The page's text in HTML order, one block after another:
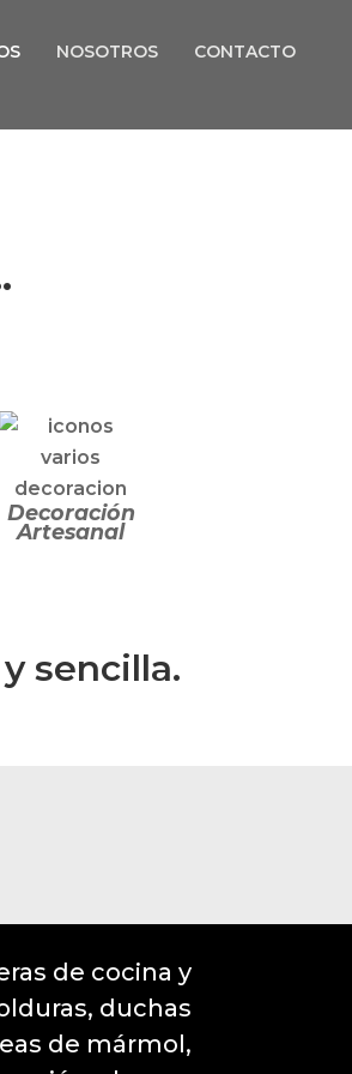
NOSOTROS CONTACTO
Decoración
Artesanal
sencilla.
de cocina y
duchas
de mármol,